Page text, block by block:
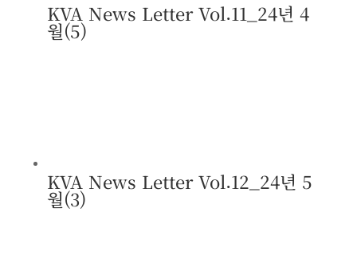
KVA News Letter Vol.11_24년 4
월(5)
KVA News Letter Vol.12_24년 5
월(3)